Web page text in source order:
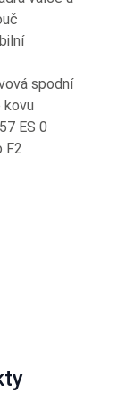
spodní
ES 0
F2